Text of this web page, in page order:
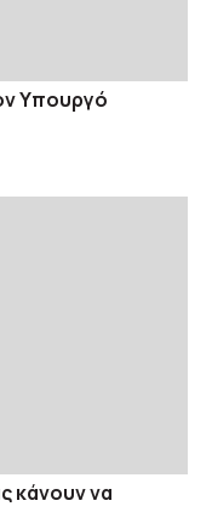
Υπουργό
κάνουν να